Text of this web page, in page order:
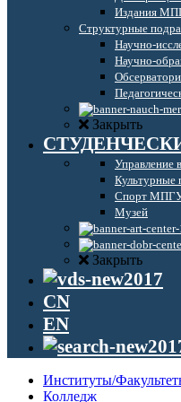
Издания
Структурные
Научно-
Научно-
Закрыть
Управление
Спорт
Музей
Закрыть
CN
EN
Институты/
Колледж